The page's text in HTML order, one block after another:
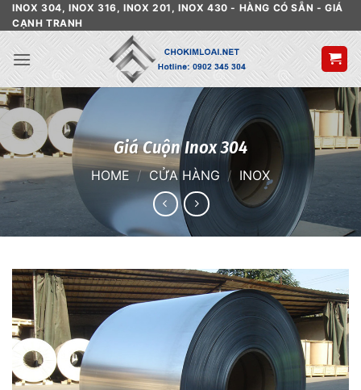
Skip
to
content
INOX 304, INOX 316, INOX 201, INOX 430 - HÀNG CÓ SẴN - GIÁ
CẠNH TRANH
Giá Cuộn Inox 304
HOME / CỬA HÀNG / INOX